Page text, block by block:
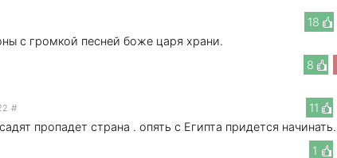
18
с громкой песней боже царя храни.
8
11
#
пропадет страна . опять с Египта придется начинать.
1